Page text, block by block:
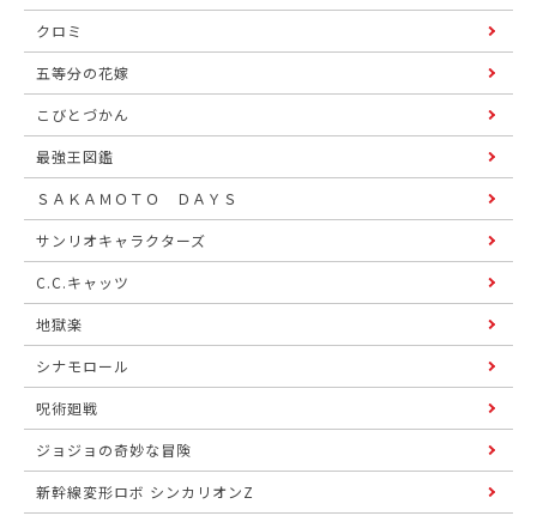
クロミ
五等分の花嫁
こびとづかん
最強王図鑑
ＳＡＫＡＭＯＴＯ ＤＡＹＳ
サンリオキャラクターズ
C.C.キャッツ
地獄楽
シナモロール
呪術廻戦
ジョジョの奇妙な冒険
新幹線変形ロボ シンカリオンZ